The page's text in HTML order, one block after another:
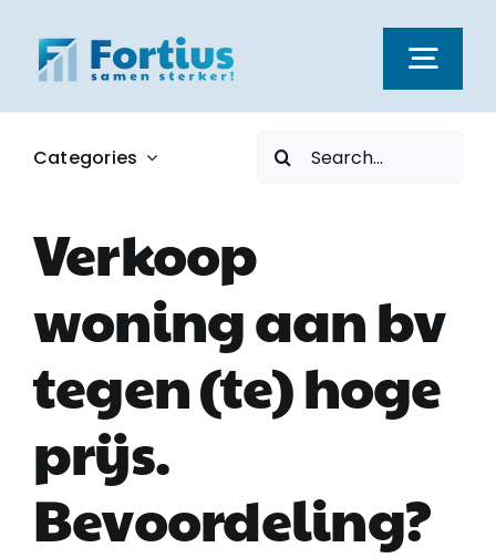
naar
inhoud
Kernwaarden
Nieuws
Vacatures
Categories
Zoeken
naar:
Verkoop
woning aan bv
tegen (te) hoge
prijs.
Bevoordeling?